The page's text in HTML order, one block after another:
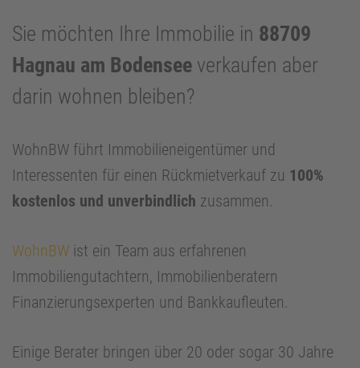
Sie möchten Ihre Immobilie in 88709
Hagnau am Bodensee verkaufen aber
darin wohnen bleiben?
WohnBW führt Immobilieneigentümer und
Interessenten für einen Rückmietverkauf zu 100%
kostenlos und unverbindlich zusammen.
WohnBW ist ein Team aus erfahrenen
Immobiliengutachtern, Immobilienberatern
Finanzierungsexperten und Bankkaufleuten.
Einige Berater bringen über 20 oder sogar 30 Jahre